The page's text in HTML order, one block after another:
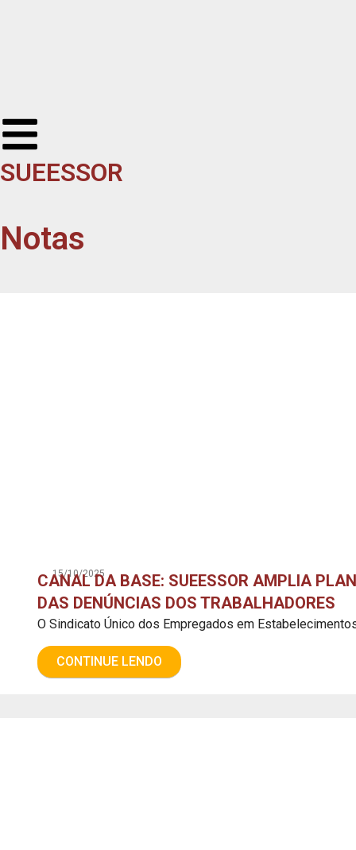
SUEESSOR
Notas
15/10/2025
CANAL DA BASE: SUEESSOR AMPLIA
DAS DENÚNCIAS DOS TRABALHADORES
O Sindicato Único dos Empregados em
CONTINUE LENDO